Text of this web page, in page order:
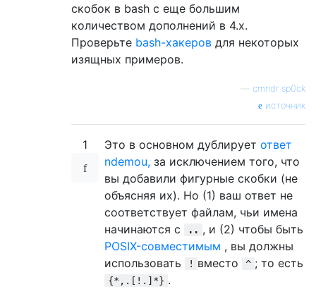
скобок в bash с еще большим
количеством дополнений в 4.x.
Проверьте bash-хакеров для некоторых
изящных примеров.
cmndr sp0ck
источник
1 Это в основном дублирует ответ
ndemou, за исключением того, что
вы добавили фигурные скобки (не
объясняя их). Но (1) ваш ответ не
соответствует файлам, чьи имена
начинаются с
.. , и (2) чтобы быть
POSIX-совместимым , вы должны
использовать
! вместо ^ ; то есть
{*,.[!.]*} .